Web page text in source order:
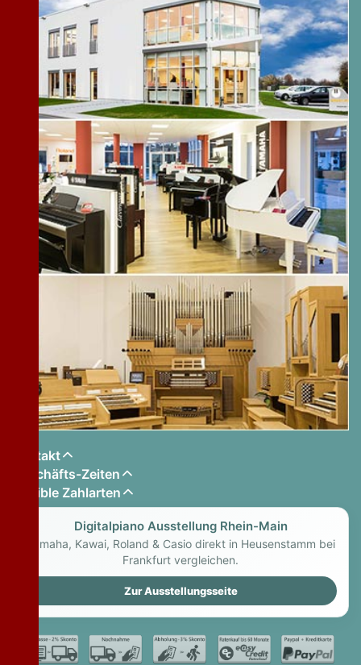
Kontakt
Geschäfts-Zeiten
Flexible Zahlarten
Digitalpiano Ausstellung Rhein-Main
Yamaha, Kawai, Roland & Casio direkt in Heusenstamm bei
Frankfurt vergleichen.
Zur Ausstellungsseite